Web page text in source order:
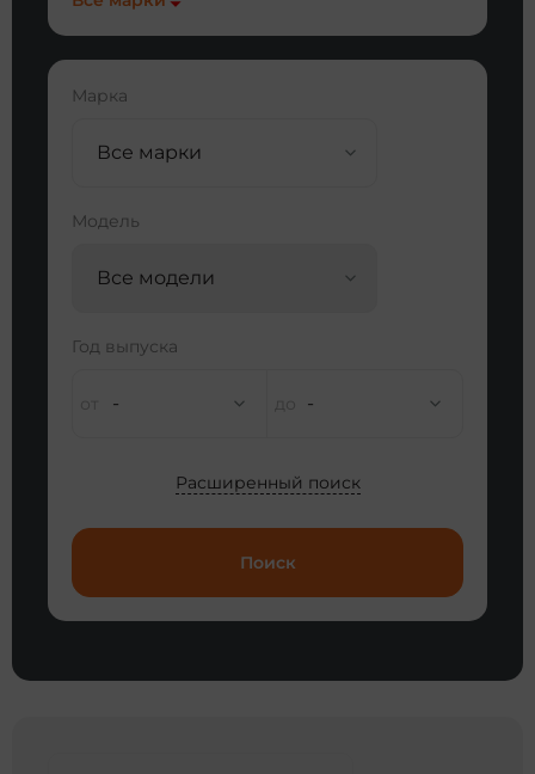
Марка
Все марки
Модель
Все модели
Год выпуска
- -
Расширенный поиск
Поиск